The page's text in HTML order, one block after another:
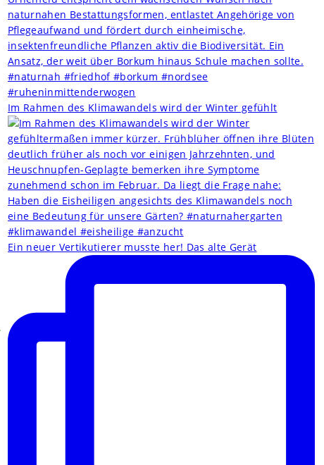
Im Rahmen des Klimawandels wird der Winter gefühlt
Ein neuer Vertikutierer musste her! Das alte Gerät